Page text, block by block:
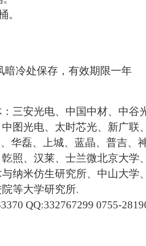
。
暗冷处保存，有效期限一年
三安光电、中国中材、中谷
图光电、太时芯光、新广联
华磊、上城、蓝晶、普吉、
照、汉莱、士兰微北京大学
纳米仿生研究所、中山大学
等大学研究所.
QQ:332767299 0755-